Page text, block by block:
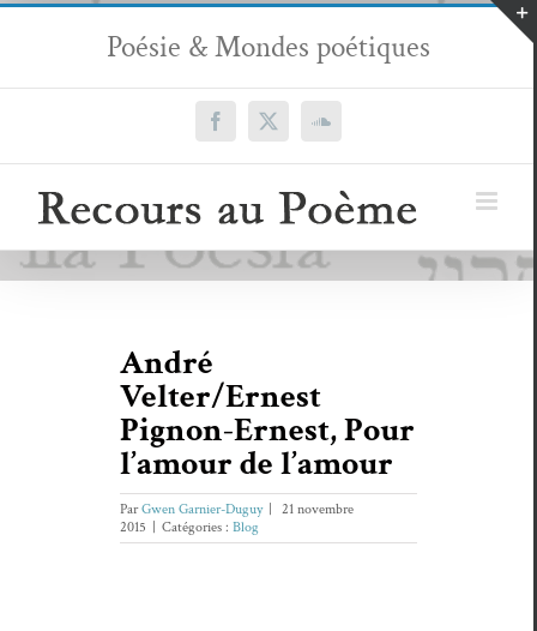
Passer
contenu
Poésie & Mondes poétiques
Facebook
X SoundCloud
André
Velter/Ernest
Pignon-Ernest, Pour
l’amour de l’amour
ParGwen Garnier-Duguy
21 novembre
2015
Catégories : Blog